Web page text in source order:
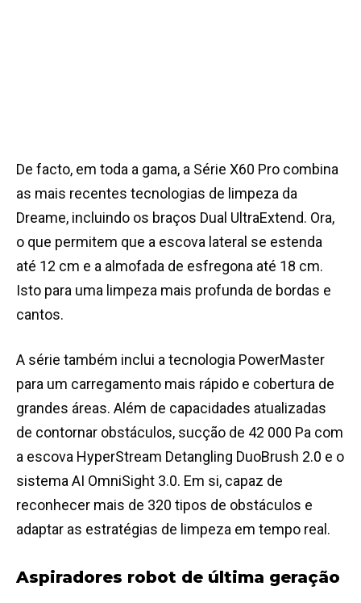
De facto, em toda a gama, a Série X60 Pro combina
as mais recentes tecnologias de limpeza da
Dreame, incluindo os braços Dual UltraExtend. Ora,
o que permitem que a escova lateral se estenda
até 12 cm e a almofada de esfregona até 18 cm.
Isto para uma limpeza mais profunda de bordas e
cantos.
A série também inclui a tecnologia PowerMaster
para um carregamento mais rápido e cobertura de
grandes áreas. Além de capacidades atualizadas
de contornar obstáculos, sucção de 42 000 Pa com
a escova HyperStream Detangling DuoBrush 2.0 e o
sistema AI OmniSight 3.0. Em si, capaz de
reconhecer mais de 320 tipos de obstáculos e
adaptar as estratégias de limpeza em tempo real.
Aspiradores robot de última geração